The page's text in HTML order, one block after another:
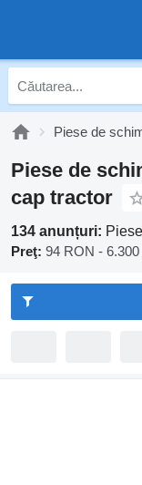
Piese de
Piese de
cap tractor
134 anunțuri:
Preţ: 94 RON -